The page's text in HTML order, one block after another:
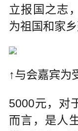
立报国之志
为祖国和家
↑与会嘉宾为
5000元，对
而言，是人